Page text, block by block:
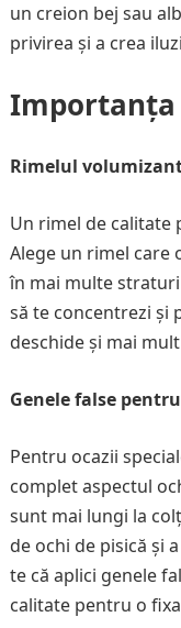
un creion bej sau
privirea și a crea
Importanța
Rimelul
Un rimel de calitate
Alege un rimel care
în mai multe
să te concentrezi și
deschide și mai
Genele false
Pentru ocazii
complet aspectul
sunt mai lungi la
de ochi de pisică și
te că aplici genele
calitate pentru o